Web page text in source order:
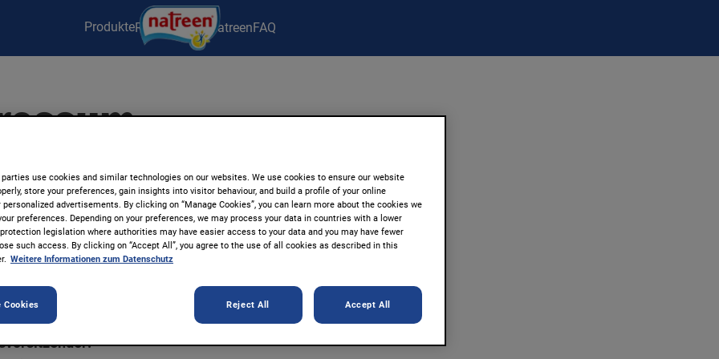
ProdukteRezepteÜber NatreenFAQ
EGBERTS DE GmbH
5
Michael Baminger, Gerald Hammer, Suitbert Hellmann, Arnd
Ansteeg
use cookies and similar technologies on our websites. We use cookies to ensure our website
store your preferences, gain insights into visitor behaviour, and build a profile of your online
personalized advertisements. By clicking on “Manage Cookies”, you can learn more about the cookies we
preferences. Depending on your preferences, we may process your data in countries with a lower
legislation where authorities may have easier access to your data and you may have fewer
such access. By clicking on “Accept All”, you agree to the use of all cookies as described in this
Weitere Informationen zum Datenschutz
Cookies Reject All Accept All